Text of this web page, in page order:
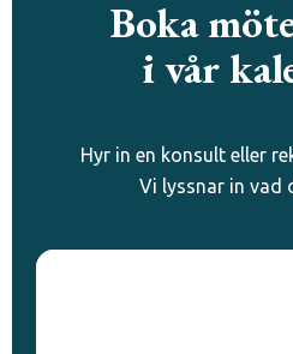
Boka
i vår
Hyr in en konsult eller
Vi lyssnar in vad